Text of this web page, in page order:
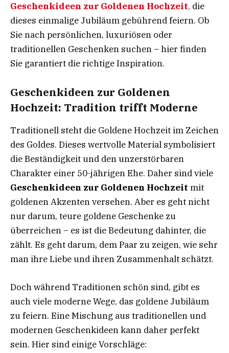
Geschenkideen zur Goldenen Hochzeit, die
dieses einmalige Jubiläum gebührend feiern. Ob
Sie nach persönlichen, luxuriösen oder
traditionellen Geschenken suchen – hier finden
Sie garantiert die richtige Inspiration.
Geschenkideen zur Goldenen
Hochzeit: Tradition trifft Moderne
Traditionell steht die Goldene Hochzeit im Zeichen
des Goldes. Dieses wertvolle Material symbolisiert
die Beständigkeit und den unzerstörbaren
Charakter einer 50-jährigen Ehe. Daher sind viele
Geschenkideen zur Goldenen Hochzeit mit
goldenen Akzenten versehen. Aber es geht nicht
nur darum, teure goldene Geschenke zu
überreichen – es ist die Bedeutung dahinter, die
zählt. Es geht darum, dem Paar zu zeigen, wie sehr
man ihre Liebe und ihren Zusammenhalt schätzt.
Doch während Traditionen schön sind, gibt es
auch viele moderne Wege, das goldene Jubiläum
zu feiern. Eine Mischung aus traditionellen und
modernen Geschenkideen kann daher perfekt
sein. Hier sind einige Vorschläge: